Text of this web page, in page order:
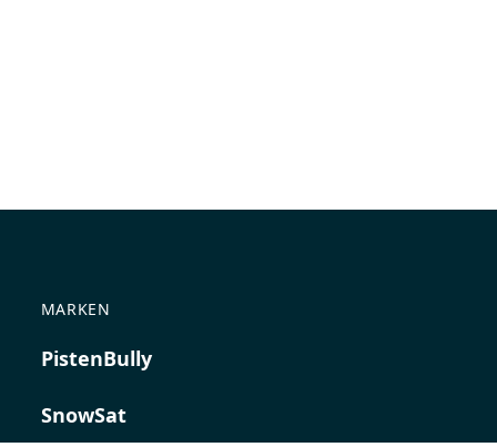
MARKEN
PistenBully
SnowSat